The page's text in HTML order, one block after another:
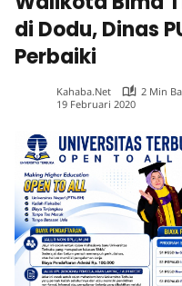
di Dodu, Dinas
Perbaiki
Kahaba.net
2 Min
19 Februari 2020